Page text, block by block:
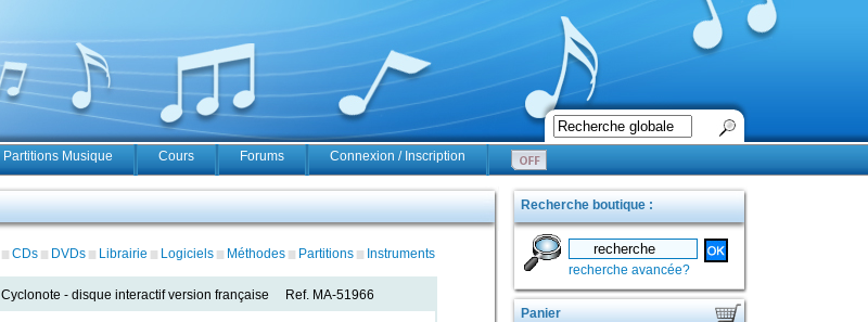
Partitions Musique Cours Forums Connexion / Inscription
CDs DVDs Librairie Logiciels Méthodes Partitions Instruments
Cyclonote - disque interactif version française Ref. MA-51966
Recherche boutique :
recherche avancée?
Panier